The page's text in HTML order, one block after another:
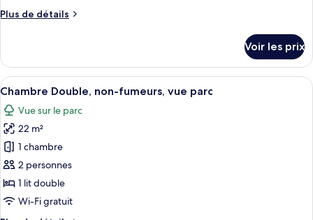
Deluxe
jumeaux,
non-
fumeurs,
vue
montagne
Plus de détails
Plus
le
type
de
chambre
Chambre
Deluxe
avec
lits
jumeaux,
non-
fumeurs,
vue
Voir les prix
Afficher
toutes
les
photos
pour
ce
type
de
chambre :
Une chambre d’hôtel avec un
6
Chambre Double, non-fumeurs, vue parc
Vue sur le parc
22 m²
1 chambre
2 personnes
1 lit double
Wi-Fi gratuit